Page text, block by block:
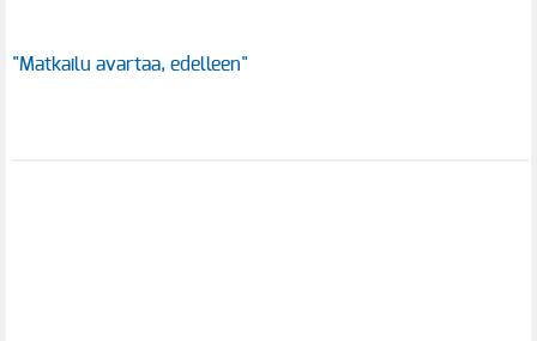
"Matkailu avartaa, edelleen"